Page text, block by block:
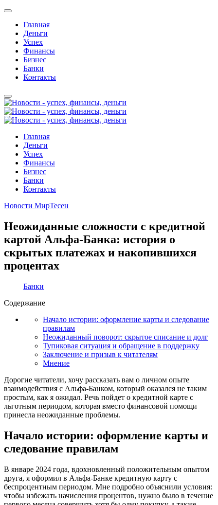
Главная
Деньги
Успех
Финансы
Бизнес
Банки
Контакты
Главная
Деньги
Успех
Финансы
Бизнес
Банки
Контакты
Новости МирТесен
Неожиданные сложности с кредитной
картой Альфа-Банка: история о
скрытых платежах и накопившихся
процентах
Банки
Содержание
Начало истории: оформление карты и следование
правилам
Неожиданный поворот: скрытое списание и долг
Тупиковая ситуация и обращение в поддержку
Заключение и призыв к читателям
Мнение
Дорогие читатели, хочу рассказать вам о личном опыте
взаимодействия с Альфа-Банком, который оказался не таким
простым, как я ожидал. Речь пойдет о кредитной карте с
льготным периодом, которая вместо финансовой помощи
принесла неожиданные проблемы.
Начало истории: оформление карты и
следование правилам
В январе 2024 года, вдохновленный положительным опытом
друга, я оформил в Альфа-Банке кредитную карту с
беспроцентным периодом. Мне подробно объяснили условия:
чтобы избежать начисления процентов, нужно было в течение